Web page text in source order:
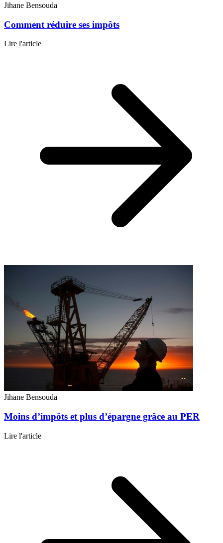
Jihane Bensouda
Comment réduire ses impôts
Lire l'article
Jihane Bensouda
Moins d’impôts et plus d’épargne grâce au PER
Lire l'article